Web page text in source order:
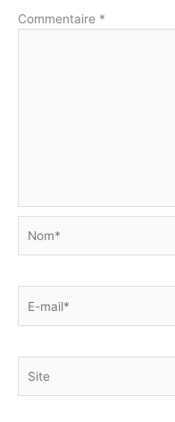
Commentaire *
mail*